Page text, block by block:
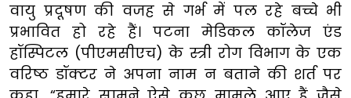
वायु प्रदूषण की वजह से गर्भ में पल रहे बच्चे भी
प्रभावित हो रहे हैं। पटना मेडिकल कॉलेज एंड
हॉस्पिटल (पीएमसीएच) के स्त्री रोग विभाग के एक
वरिष्ठ डॉक्टर ने अपना नाम न बताने की शर्त पर